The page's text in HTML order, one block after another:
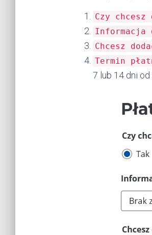
Czy chcesz
Informacja
Chcesz
Termin
7 lub 14 dni